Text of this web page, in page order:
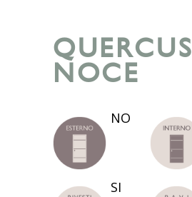
QUERCUS
NOCE
NO
SI